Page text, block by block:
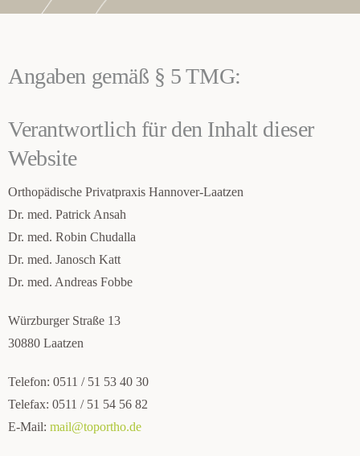
Diagnostik
Karriere
Kontakt
Angaben gemäß § 5 TMG:
Verantwortlich für den Inhalt dieser
Website
Orthopädische Privatpraxis Hannover-Laatzen
Dr. med. Patrick Ansah
Dr. med. Robin Chudalla
Dr. med. Janosch Katt
Dr. med. Andreas Fobbe
Würzburger Straße 13
30880 Laatzen
Telefon: 0511 / 51 53 40 30
Telefax: 0511 / 51 54 56 82
E-Mail: mail@toportho.de